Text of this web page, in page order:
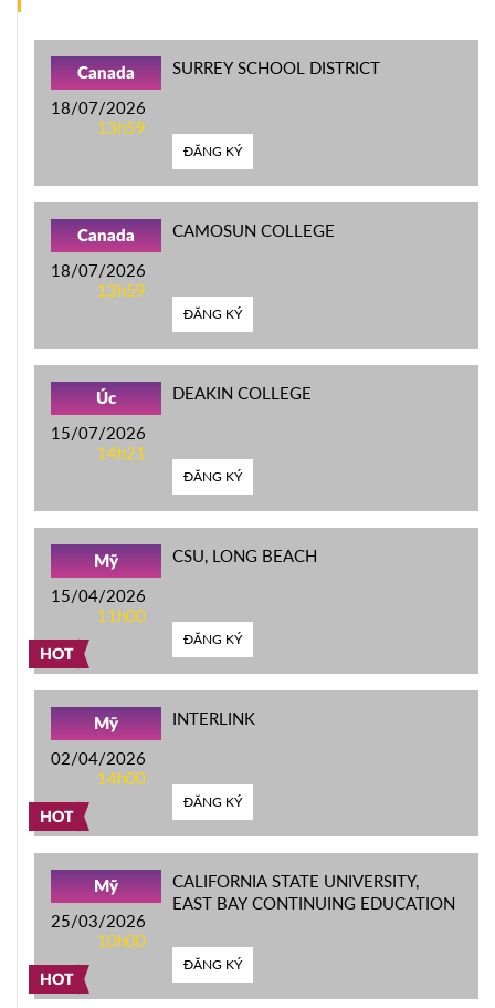
Canada
18/07/2026
13h59
SURREY SCHOOL DISTRICT
ĐĂNG KÝ
Canada
18/07/2026
13h59
CAMOSUN COLLEGE
ĐĂNG KÝ
Úc
15/07/2026
14h21
DEAKIN COLLEGE
ĐĂNG KÝ
HOT
Mỹ
15/04/2026
11h00
CSU, LONG BEACH
ĐĂNG KÝ
HOT
Mỹ
02/04/2026
14h00
INTERLINK
ĐĂNG KÝ
HOT
Mỹ
25/03/2026
10h00
CALIFORNIA STATE UNIVERSITY,
EAST BAY CONTINUING EDUCATION
ĐĂNG KÝ